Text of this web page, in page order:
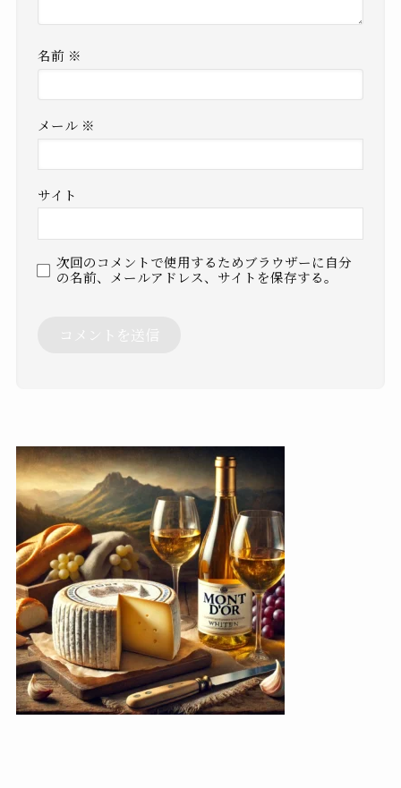
名前 ※
メール ※
サイト
次回のコメントで使用するためブラウザーに自分
の名前、メールアドレス、サイトを保存する。